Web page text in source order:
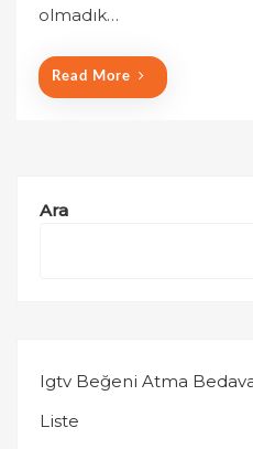
olmadık…
Read More
Ara
Igtv Beğeni Atma
Liste